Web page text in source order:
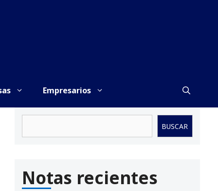
Empresarios
BUSCAR
Notas recientes